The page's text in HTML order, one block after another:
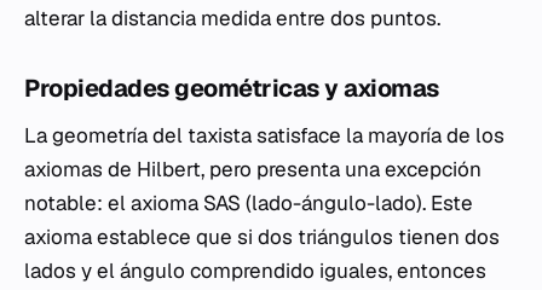
alterar la distancia medida entre dos puntos.
Propiedades geométricas y axiomas
La geometría del taxista satisface la mayoría de los
axiomas de Hilbert, pero presenta una excepción
notable: el axioma SAS (lado-ángulo-lado). Este
axioma establece que si dos triángulos tienen dos
lados y el ángulo comprendido iguales, entonces